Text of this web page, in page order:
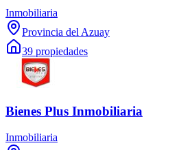
Inmobiliaria
Provincia del Azuay
39 propiedades
Bienes Plus Inmobiliaria
Inmobiliaria